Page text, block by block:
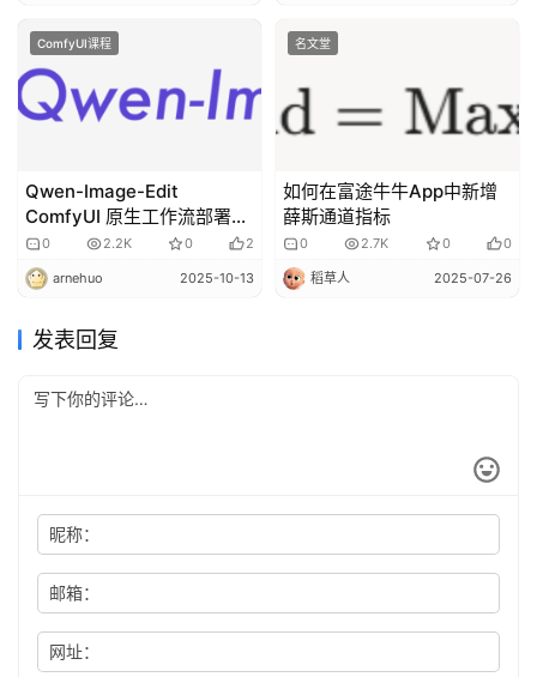
ComfyUI课程
Qwen-Image-Edit
ComfyUI 原生工作流部署和
安装
0 2.2K 0 2
arnehuo 2025-10-13
名文堂
如何在富途牛牛App中新增
薛斯通道指标
0 2.7K 0 0
稻草人 2025-07-26
发表回复
昵称：
邮箱：
网址：